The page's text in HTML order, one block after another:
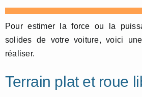
Pour estimer la force ou la
solides de votre voiture, voici
réaliser.
Terrain plat et roue